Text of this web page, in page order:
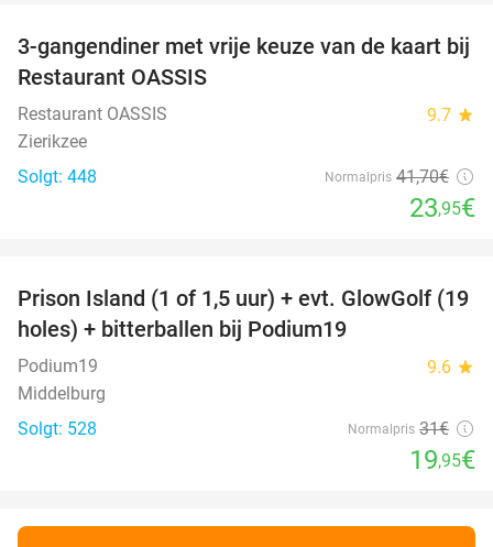
43%
3-gangendiner met vrije keuze van de kaart bij
Restaurant OASSIS
Restaurant OASSIS 9.7 star
Zierikzee
Solgt: 448
Normalpris 41,70€
23,95€
36%
Prison Island (1 of 1,5 uur) + evt. GlowGolf (19
holes) + bitterballen bij Podium19
Podium19 9.6 star
Middelburg
Solgt: 528
Normalpris 31€
19,95€